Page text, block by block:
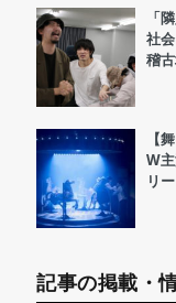
「
社
稽
【
W
リ
記事の掲載・